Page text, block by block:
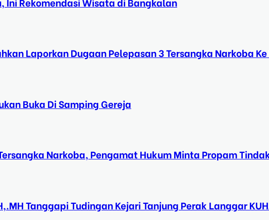
Laporkan Dugaan Pelepasan 3 Tersangka Narkoba
Buka Di Samping Gereja
Narkoba, Pengamat Hukum Minta Propam
Tanggapi Tudingan Kejari Tanjung Perak Langgar